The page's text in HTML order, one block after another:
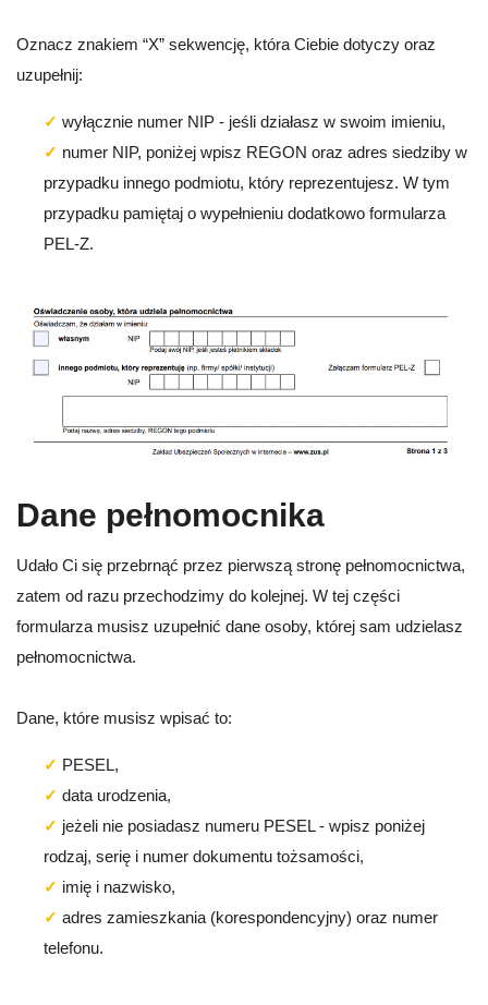
Oznacz znakiem “X” sekwencję, która Ciebie dotyczy oraz
uzupełnij:
wyłącznie numer NIP - jeśli działasz w swoim imieniu,
numer NIP, poniżej wpisz REGON oraz adres siedziby w
przypadku innego podmiotu, który reprezentujesz. W tym
przypadku pamiętaj o wypełnieniu dodatkowo formularza
PEL-Z.
Dane pełnomocnika
Udało Ci się przebrnąć przez pierwszą stronę pełnomocnictwa,
zatem od razu przechodzimy do kolejnej. W tej części
formularza musisz uzupełnić dane osoby, której sam udzielasz
pełnomocnictwa.
Dane, które musisz wpisać to:
PESEL,
data urodzenia,
jeżeli nie posiadasz numeru PESEL - wpisz poniżej
rodzaj, serię i numer dokumentu tożsamości,
imię i nazwisko,
adres zamieszkania (korespondencyjny) oraz numer
telefonu.